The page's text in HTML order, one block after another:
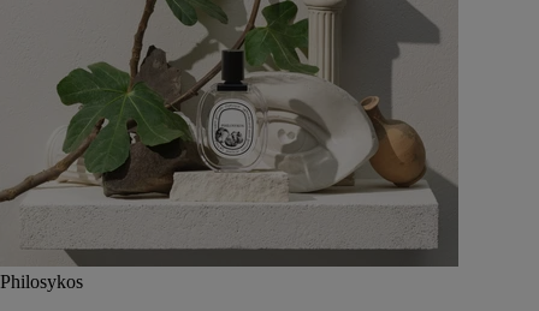
Philosykos